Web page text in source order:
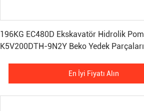
196KG EC480D Ekskavatör Hidrolik Pompa,
K5V200DTH-9N2Y Beko Yedek Parçaları
En İyi Fiyatı Alın